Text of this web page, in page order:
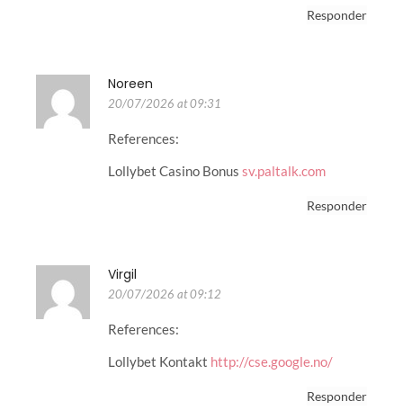
Responder
Noreen
20/07/2026 at 09:31
References:
Lollybet Casino Bonus sv.paltalk.com
Responder
Virgil
20/07/2026 at 09:12
References:
Lollybet Kontakt http://cse.google.no/
Responder